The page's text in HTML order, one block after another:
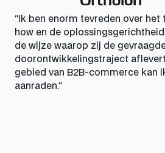
“Ik ben enorm tevreden over het
how en de
de wijze waarop zij de
doorontwikkelingstraject
gebied van B2B-commerce kan
aanraden.”